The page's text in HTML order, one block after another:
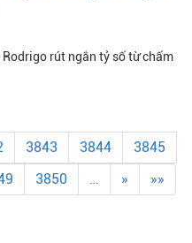
Rodrigo rút ngắn tỷ số từ chấm
3843 3844
3845
3850 … » »»